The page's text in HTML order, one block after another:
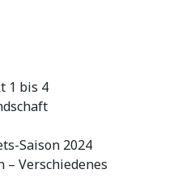
1 bis 4
Saison 2024
– Verschiedenes